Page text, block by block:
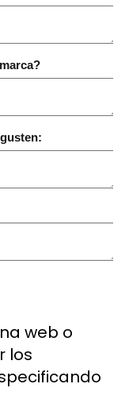
web o
los